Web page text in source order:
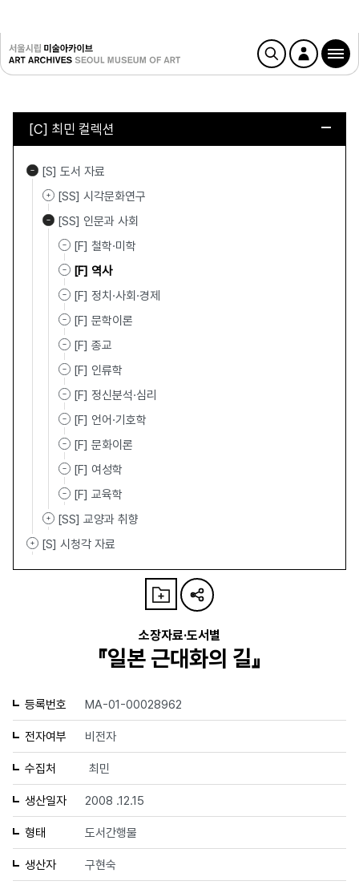
[C] 최민 컬렉션
[S] 도서 자료
[SS] 시각문화연구
[SS] 인문과 사회
[F] 철학·미학
[F] 역사
[F] 정치·사회·경제
[F] 문학이론
[F] 종교
[F] 인류학
[F] 정신분석·심리
[F] 언어·기호학
[F] 문화이론
[F] 여성학
[F] 교육학
[SS] 교양과 취향
[S] 시청각 자료
소장자료·도서별
『일본 근대화의 길』
등록번호 MA-01-00028962
전자여부 비전자
수집처 최민
생산일자 2008 .12.15
형태 도서간행물
생산자 구현숙